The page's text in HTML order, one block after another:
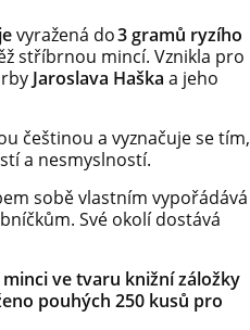
vyražená do3 gramů ryzího
stříbrnou mincí. Vznikla pro
Jaroslava Haška a jeho
češtinou a vyznačuje se tím,
a nesmyslností.
sobě vlastním vypořádává
Své okolí dostává
ve tvaru knižní záložky
pouhých 250 kusů pro